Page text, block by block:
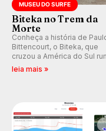
MUSEU DO SURFE
Biteka no Trem da
Morte
Conheça a história de
Bittencourt, o Biteka, que
cruzou a América do Sul
ao Pacífico em uma jornada
leia mais »